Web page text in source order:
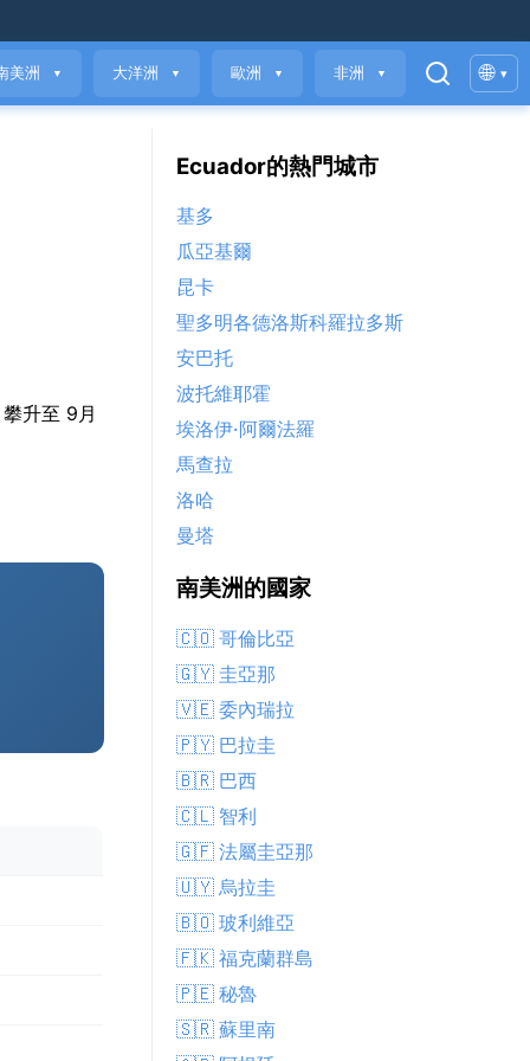
美洲 ▼ 大洋洲 ▼ 歐洲 ▼ 非洲 ▼ 🌐 ▾
升至 9月
Ecuador的熱門城市
基多
瓜亞基爾
昆卡
聖多明各德洛斯科羅拉多斯
安巴托
波托維耶霍
埃洛伊·阿爾法羅
馬查拉
洛哈
曼塔
南美洲的國家
🇨🇴 哥倫比亞
🇬🇾 圭亞那
🇻🇪 委內瑞拉
🇵🇾 巴拉圭
🇧🇷 巴西
🇨🇱 智利
🇬🇫 法屬圭亞那
🇺🇾 烏拉圭
🇧🇴 玻利維亞
🇫🇰 福克蘭群島
🇵🇪 秘魯
🇸🇷 蘇里南